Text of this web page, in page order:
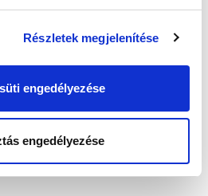
Részletek megjelenítése
engedélyezése
engedélyezése